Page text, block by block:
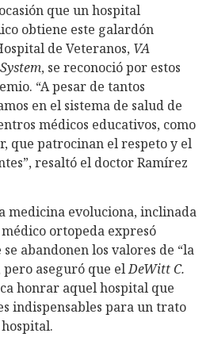
que un hospital
obtiene este galardón
de Veteranos, VA
, se reconoció por estos
“A pesar de tantos
en el sistema de salud de
médicos educativos, como
que patrocinan el respeto y el
resaltó el doctor Ramírez
medicina evoluciona, inclinada
ortopeda expresó
abandonen los valores de “la
pero aseguró que elDeWitt C.
honrar aquel hospital que
indispensables para un trato